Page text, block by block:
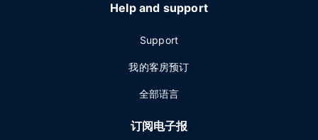
Help and support
Support
我的客房预订
全部语言
订阅电子报